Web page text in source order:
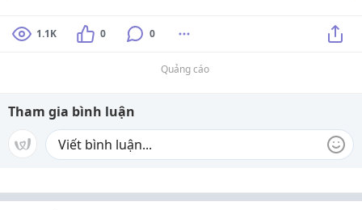
1.1K 0 0
Quảng cáo
Tham gia bình luận